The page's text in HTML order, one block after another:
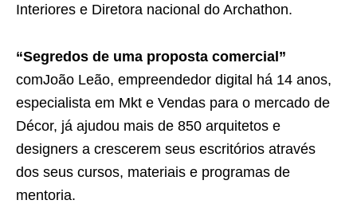
Interiores e Diretora nacional do Archathon.
“Segredos de uma proposta comercial”
comJoão Leão, empreendedor digital há 14 anos,
especialista em Mkt e Vendas para o mercado de
Décor, já ajudou mais de 850 arquitetos e
designers a crescerem seus escritórios através
dos seus cursos, materiais e programas de
mentoria.